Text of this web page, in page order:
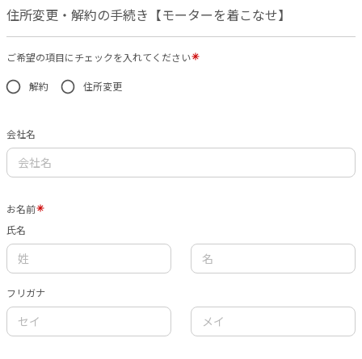
住所変更・解約の手続き【モーターを着こなせ】
ご希望の項目にチェックを入れてください
解約 住所変更
会社名
お名前
氏名
フリガナ